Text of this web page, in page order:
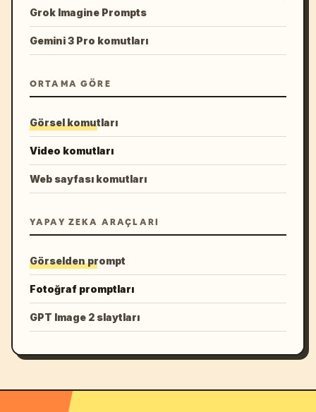
Grok Imagine Prompts
Gemini 3 Pro komutları
ORTAMA GÖRE
Görsel komutları
Video komutları
Web sayfası komutları
YAPAY ZEKA ARAÇLARI
Görselden prompt
Fotoğraf promptları
GPT Image 2 slaytları